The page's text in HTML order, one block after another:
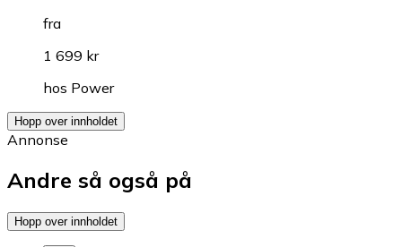
fra
1 699 kr
hos Power
Hopp over innholdet
Annonse
Andre så også på
Hopp over innholdet